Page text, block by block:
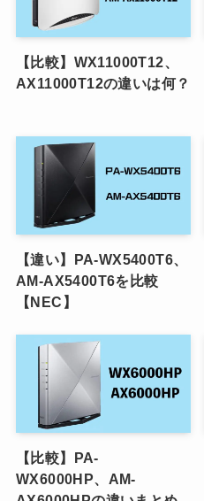
【比較】WX11000T12、
AX11000T12の違いは何？
【違い】PA-WX5400T6、
AM-AX5400T6を比較
【NEC】
【比較】PA-
WX6000HP、AM-